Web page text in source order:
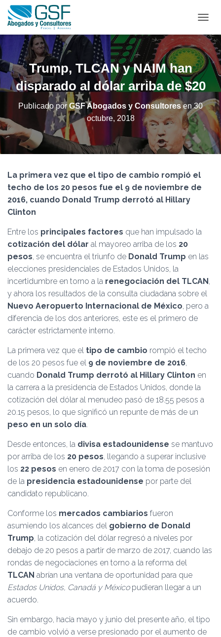
A
B
I
A
R
M
O
D
D
N
A
Trump, TLCAN y NAIM han
disparado al dólar arriba de $20
Publicado por GSF Abogados y Consultoresen30
octubre, 2018
La primera vez que el tipo de cambio rompió el
techo de los 20 pesos fue el 9 de noviembre de
2016, cuando Donald Trump derrotó al Hillary
Clinton
Entre los principales factores que han impulsado la
cotización del dólar al mayoreo arriba de los 20
pesos, se encuentra el triunfo de Donald Trump en las
elecciones presidenciales de Estados Unidos, la
incertidumbre en torno a la renegociación del TLCAN,
y ahora los resultados de la consulta ciudadana sobre el
Nuevo Aeropuerto Internacional de México, pero a
diferencia de los dos anteriores, este es el primero de
carácter estrictamente interno.
La primera vez que el tipo de cambio rompió el techo
de los 20 pesos fue el 9 de noviembre de 2016,
cuando Donald Trump derrotó al Hillary Clinton en
la carrera a la presidencia de Estados Unidos, donde la
cotización del dólar al menudeo pasó de 18.55 pesos a
20.15 pesos, lo que significó un repunte de más de un
peso en un solo día.
Desde entonces, la divisa estadounidense se mantuvo
por arriba de los 20 pesos, llegando a superar inclusive
los 22 pesos en enero de 2017 con la toma de posesión
de la presidencia estadounidense por parte del
candidato republicano.
Conforme los mercados cambiarios fueron
asumiendo los alcances del gobierno de Donald
Trump, la cotización del dólar regresó a niveles por
debajo de 20 pesos a partir de marzo de 2017, cuando las
rondas de negociaciones en torno a la reforma del
TLCAN abrían una ventana de oportunidad para que
Estados Unidos, Canadá y Méxicopudieran llegar a un
acuerdo.
Sin embargo, hacia mayo y junio del presente año, el tipo
de cambio volvió a verse presionado por el aumento de